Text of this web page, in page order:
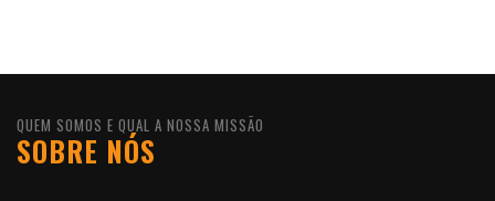
QUEM SOMOS E QUAL A NOSSA MISSÃO
SOBRE NÓS